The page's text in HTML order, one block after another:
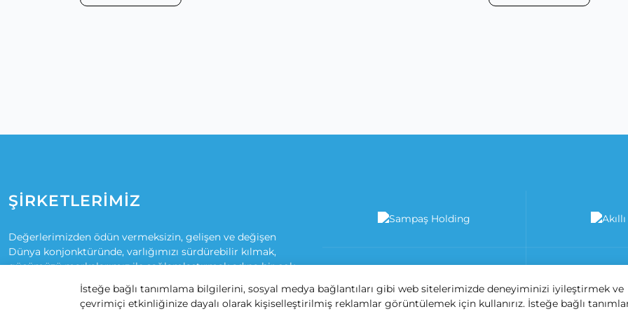
ŞİRKETLERİMİZ
Değerlerimizden ödün vermeksizin, gelişen ve değişen
Dünya konjonktüründe, varlığımızı sürdürebilir kılmak,
gücümüzü markalarımız ile sağlamlaştırmak adına bir çok
alanda sizlere profesyonel ve kaliteli hizmet vermeye devam
İsteğe bağlı tanımlama bilgilerini, sosyal medya bağlantıları gibi web sitelerimizde deneyiminizi iyileştirmek ve
çevrimiçi etkinliğinize dayalı olarak kişiselleştirilmiş reklamlar görüntülemek için kullanırız. İsteğe bağlı